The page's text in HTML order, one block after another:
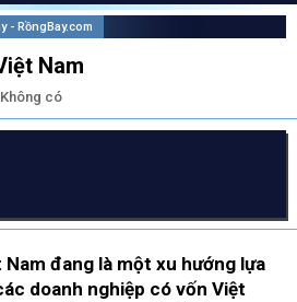
- RồngBay.com
Nam
T
ừ
k
Không có
Nam đang là một xu hướng lựa
doanh nghiệp có vốn Việt